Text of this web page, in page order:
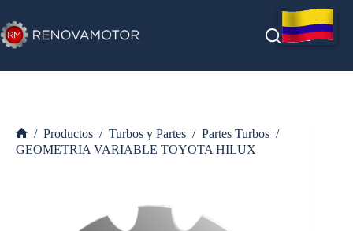
al
contenido
Inicio
/ Productos / Turbos y Partes / Partes Turbos /
GEOMETRIA VARIABLE TOYOTA HILUX